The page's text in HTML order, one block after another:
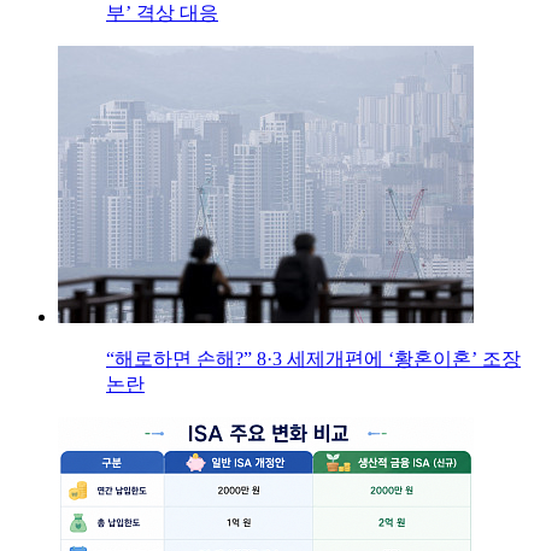
부’ 격상 대응
“해로하면 손해?” 8·3 세제개편에 ‘황혼이혼’ 조장
논란